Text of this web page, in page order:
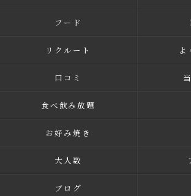
フード
リクルート よ
口コミ
食べ飲み放題
お好み焼き
大人数
ブログ